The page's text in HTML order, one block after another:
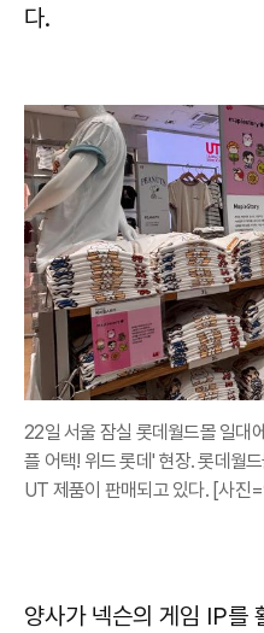
다.
22일 서울 잠실 롯데월드몰 일대
플 어택! 위드 롯데' 현장. 롯데월
UT 제품이 판매되고 있다. [사진
양사가 넥슨의 게임 IP를